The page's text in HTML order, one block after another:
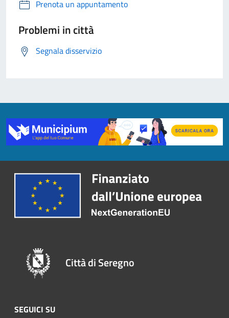
Prenota un appuntamento
Problemi in città
Segnala disservizio
Città di Seregno
SEGUICI SU